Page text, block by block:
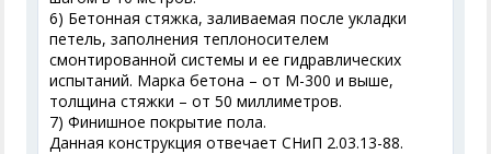
6) Бетонная стяжка, заливаемая после укладки
петель, заполнения теплоносителем
смонтированной системы и ее гидравлических
испытаний. Марка бетона – от М-300 и выше,
толщина стяжки – от 50 миллиметров.
7) Финишное покрытие пола.
Данная конструкция отвечает СНиП 2.03.13-88.